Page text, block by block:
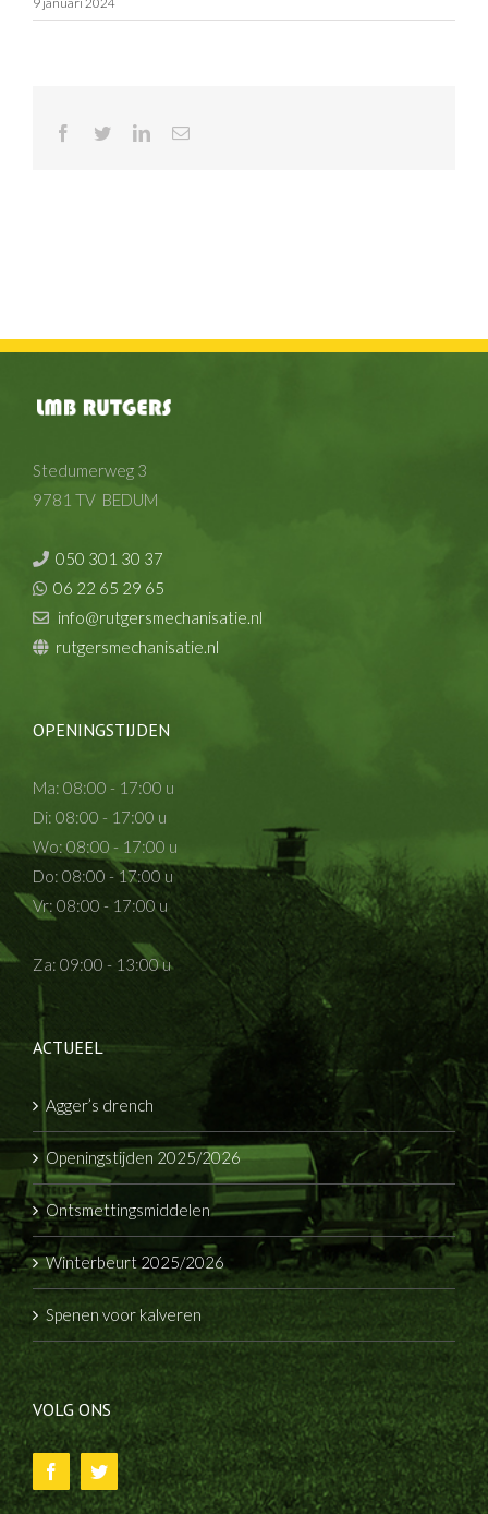
Facebook LinkedInE-
Stedumerweg 3
9781 TV BEDUM
050 301 30 37
06 22 65 29 65
info@rutgersmechanisatie.nl
rutgersmechanisatie.nl
OPENINGSTIJDEN
Ma: 08:00 - 17:00 u
Di: 08:00 - 17:00 u
Wo: 08:00 - 17:00 u
Do: 08:00 - 17:00 u
Vr: 08:00 - 17:00 u
Za: 09:00 - 13:00 u
ACTUEEL
Agger’s drench
Openingstijden 2025/2026
Ontsmettingsmiddelen
Winterbeurt 2025/2026
Spenen voor kalveren
VOLG ONS